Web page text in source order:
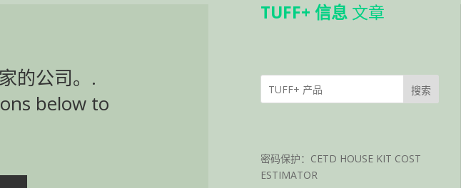
的公司。.
below to
TUFF+ 信息 文章
搜索
密码保护：CETD HOUSE KIT COST
ESTIMATOR